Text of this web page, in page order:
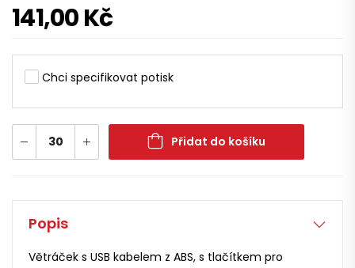
141,00Kč
Chci specifikovat potisk
Přidat do košíku
Popis
Větráček s USB kabelem z ABS, s tlačítkem pro